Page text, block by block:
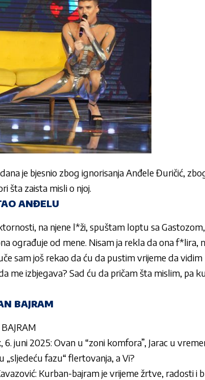
je bjesnio zbog ignorisanja Anđele Đuričić,
šta zaista misli o njoj.
ANĐELU
na njene l*ži, spuštam loptu sa
ograđuje od mene. Nisam ja rekla da ona f*lira,
sam još rekao da ću da pustim vrijeme da vidim
me izbjegava? Sad ću da pričam šta mislim, pa
BAJRAM
juni 2025: Ovan u “zoni komfora”, Jarac u
„sljedeću fazu“ flertovanja, a Vi?
Kurban-bajram je vrijeme žrtve, radosti i